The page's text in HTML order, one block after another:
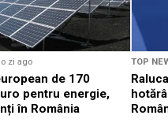
o zi ago
de 170
pentru energie,
în România
TOP